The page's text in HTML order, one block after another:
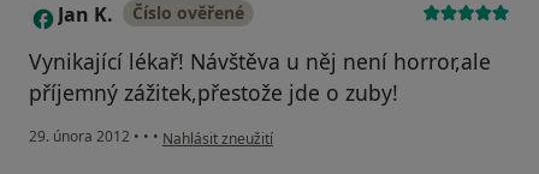
J Jan K. Číslo ověřené
Vynikající lékař! Návštěva u něj není horror,ale
příjemný zážitek,přestože jde o zuby!
29. února 2012 • • • podle názoru uživatele Jan K.
Nahlásit zneužití